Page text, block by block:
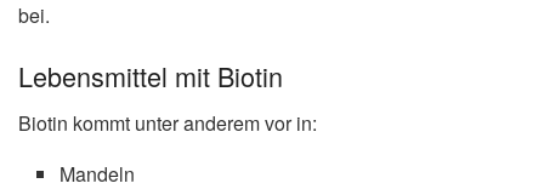
bei.
Lebensmittel mit Biotin
Biotin kommt unter anderem vor in:
Mandeln